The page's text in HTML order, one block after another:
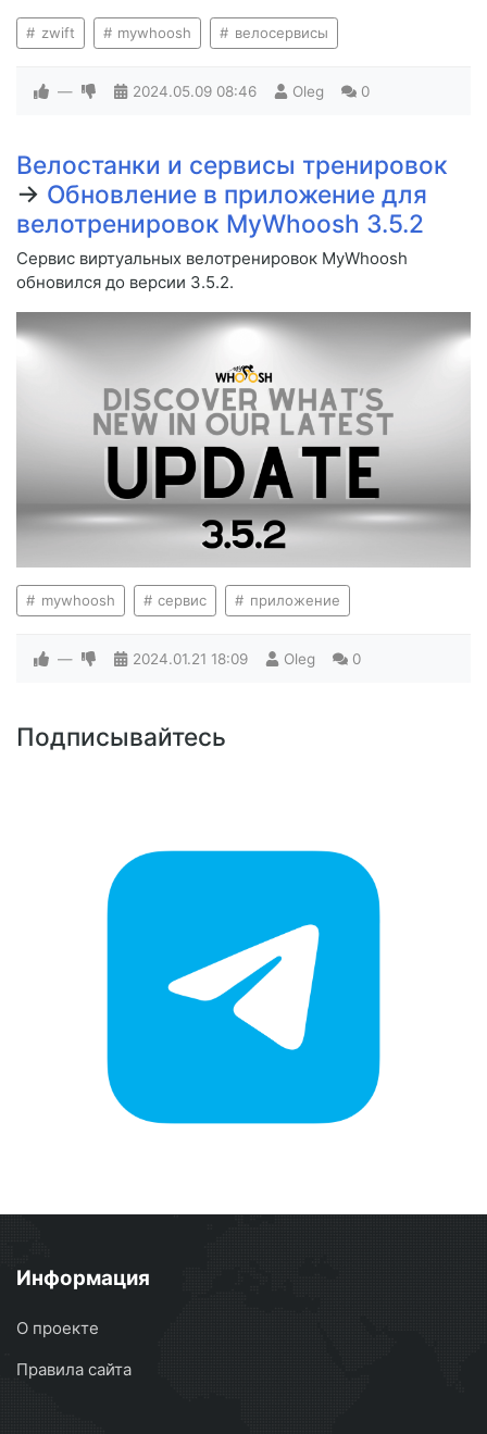
zwift mywhoosh велосервисы
— 2024.05.09 08:46 Oleg 0
Велостанки и сервисы тренировок
→ Обновление в приложение для
велотренировок MyWhoosh 3.5.2
Сервис виртуальных велотренировок MyWhoosh
обновился до версии 3.5.2.
mywhoosh сервис приложение
— 2024.01.21 18:09 Oleg 0
Подписывайтесь
Информация
О проекте
Правила сайта